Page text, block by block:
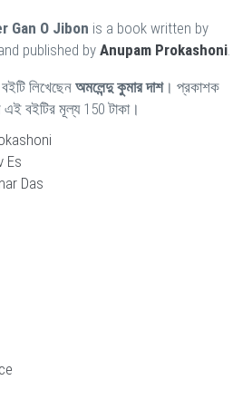
Gan O Jibon is a book written by
published byAnupam Prokashoni
লিখেছেনঅমলেন্দু কুমার দাশ। প্রকাশক
এই বইটির মূল্য 150 টাকা।
Es
Das